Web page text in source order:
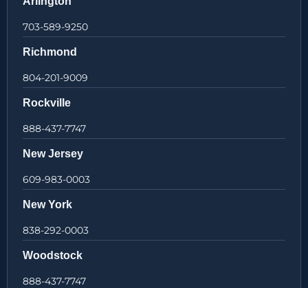
703-589-9250
Richmond
804-201-9009
Rockville
888-437-7747
New Jersey
609-983-0003
New York
838-292-0003
Woodstock
888-437-7747